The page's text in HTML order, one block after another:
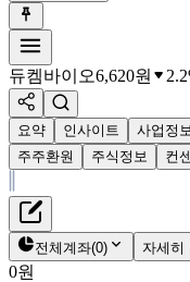
듀켐바이오6,620원
요약 인사이트 사업정
주주환원
주식정보 컨
듀켐바이오
재무정보
펀더멘탈
밸류에이션
전체계좌(0) 자세히
0원